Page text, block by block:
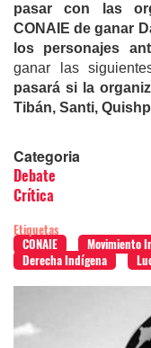
pasar con las
CONAIE de ganar
los personajes
ganar las
pasará si la
Tibán, Santi,
Categoria
Debate
Crítica
Etiquetas
CONAIE
Movimiento
Derecha Indígena